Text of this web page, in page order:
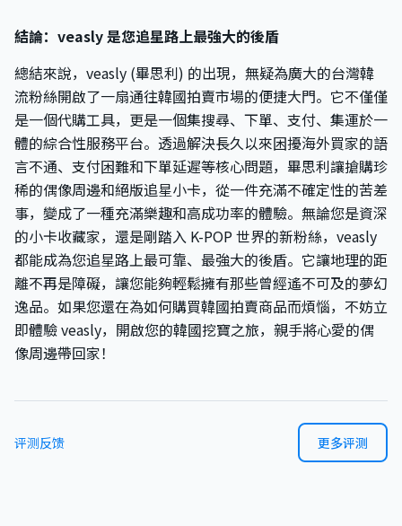
結論：veasly 是您追星路上最強大的後盾
總結來說，veasly (畢思利) 的出現，無疑為廣大的台灣韓
流粉絲開啟了一扇通往韓國拍賣市場的便捷大門。它不僅僅
是一個代購工具，更是一個集搜尋、下單、支付、集運於一
體的綜合性服務平台。透過解決長久以來困擾海外買家的語
言不通、支付困難和下單延遲等核心問題，畢思利讓搶購珍
稀的偶像周邊和絕版追星小卡，從一件充滿不確定性的苦差
事，變成了一種充滿樂趣和高成功率的體驗。無論您是資深
的小卡收藏家，還是剛踏入 K-POP 世界的新粉絲，veasly
都能成為您追星路上最可靠、最強大的後盾。它讓地理的距
離不再是障礙，讓您能夠輕鬆擁有那些曾經遙不可及的夢幻
逸品。如果您還在為如何購買韓國拍賣商品而煩惱，不妨立
即體驗 veasly，開啟您的韓國挖寶之旅，親手將心愛的偶
像周邊帶回家！
评测反馈 更多评测